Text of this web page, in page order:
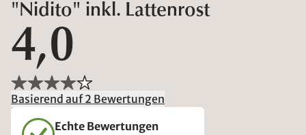
"Nidito" inkl. Lattenrost
4,0
Basierend auf 2 Bewertungen
Echte Bewertungen